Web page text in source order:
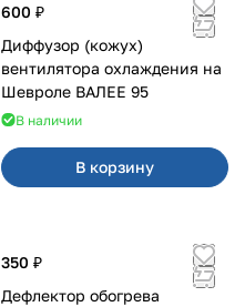
600 ₽
Диффузор (кожух)
вентилятора охлаждения на
Шевроле ВАЛЕЕ 95
В наличии
В корзину
350 ₽
Дефлектор обогрева